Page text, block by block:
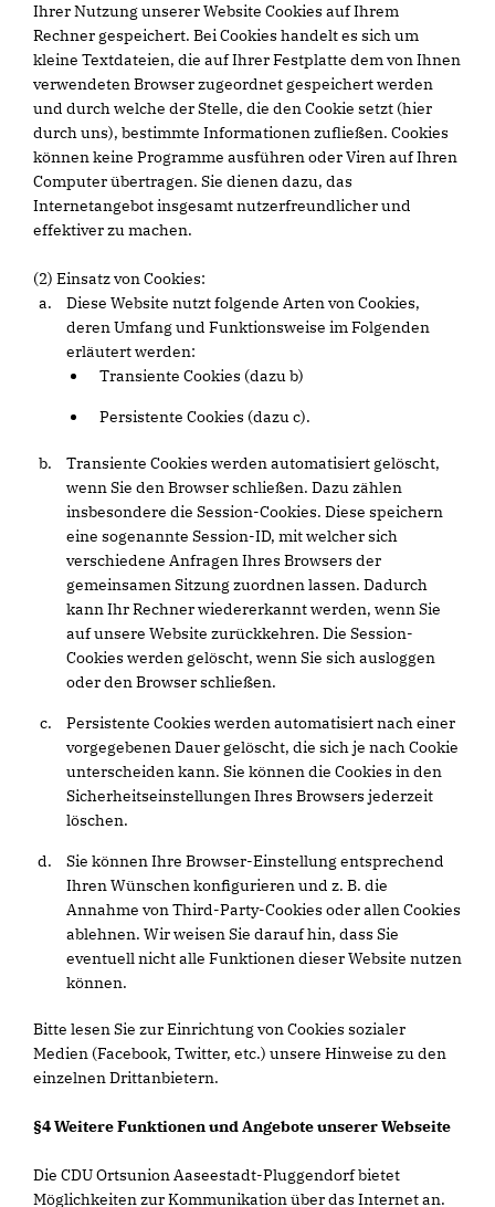
Ihrer Nutzung unserer Website Cookies auf Ihrem
Rechner gespeichert. Bei Cookies handelt es sich um
kleine Textdateien, die auf Ihrer Festplatte dem von Ihnen
verwendeten Browser zugeordnet gespeichert werden
und durch welche der Stelle, die den Cookie setzt (hier
durch uns), bestimmte Informationen zufließen. Cookies
können keine Programme ausführen oder Viren auf Ihren
Computer übertragen. Sie dienen dazu, das
Internetangebot insgesamt nutzerfreundlicher und
effektiver zu machen.
(2) Einsatz von Cookies:
Diese Website nutzt folgende Arten von Cookies,
deren Umfang und Funktionsweise im Folgenden
erläutert werden:
Transiente Cookies (dazu b)
Persistente Cookies (dazu c).
Transiente Cookies werden automatisiert gelöscht,
wenn Sie den Browser schließen. Dazu zählen
insbesondere die Session-Cookies. Diese speichern
eine sogenannte Session-ID, mit welcher sich
verschiedene Anfragen Ihres Browsers der
gemeinsamen Sitzung zuordnen lassen. Dadurch
kann Ihr Rechner wiedererkannt werden, wenn Sie
auf unsere Website zurückkehren. Die Session-
Cookies werden gelöscht, wenn Sie sich ausloggen
oder den Browser schließen.
Persistente Cookies werden automatisiert nach einer
vorgegebenen Dauer gelöscht, die sich je nach Cookie
unterscheiden kann. Sie können die Cookies in den
Sicherheitseinstellungen Ihres Browsers jederzeit
löschen.
Sie können Ihre Browser-Einstellung entsprechend
Ihren Wünschen konfigurieren und z. B. die
Annahme von Third-Party-Cookies oder allen Cookies
ablehnen. Wir weisen Sie darauf hin, dass Sie
eventuell nicht alle Funktionen dieser Website nutzen
können.
Bitte lesen Sie zur Einrichtung von Cookies sozialer
Medien (Facebook, Twitter, etc.) unsere Hinweise zu den
einzelnen Drittanbietern.
§4 Weitere Funktionen und Angebote unserer Webseite
Die CDU Ortsunion Aaseestadt-Pluggendorf bietet
Möglichkeiten zur Kommunikation über das Internet an.